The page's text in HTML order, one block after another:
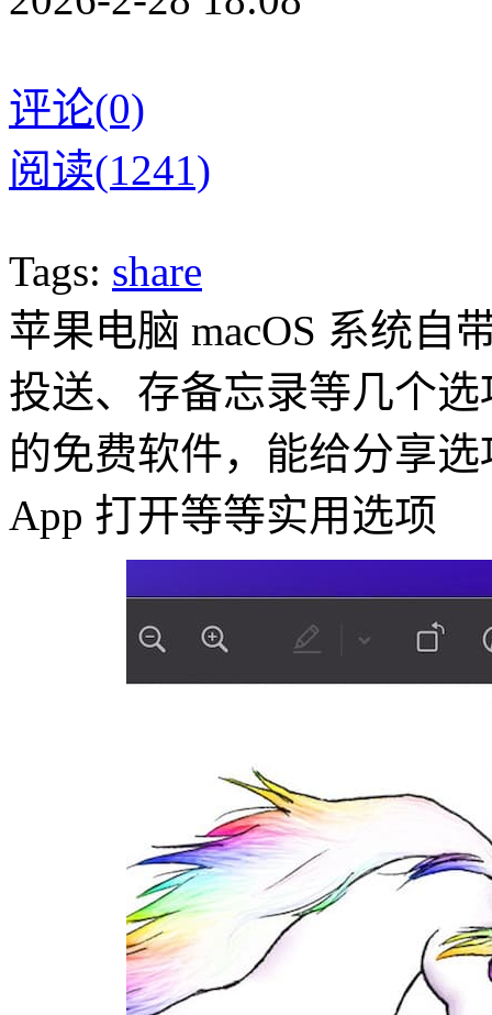
评论(0)
阅读(1241)
Tags: share
苹果电脑 macOS 系统自
投送、存备忘录等几个
的免费软件，能给分享
App 打开等等实用选项